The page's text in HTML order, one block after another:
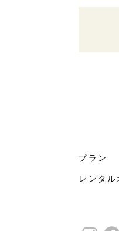
プラン
レンタル